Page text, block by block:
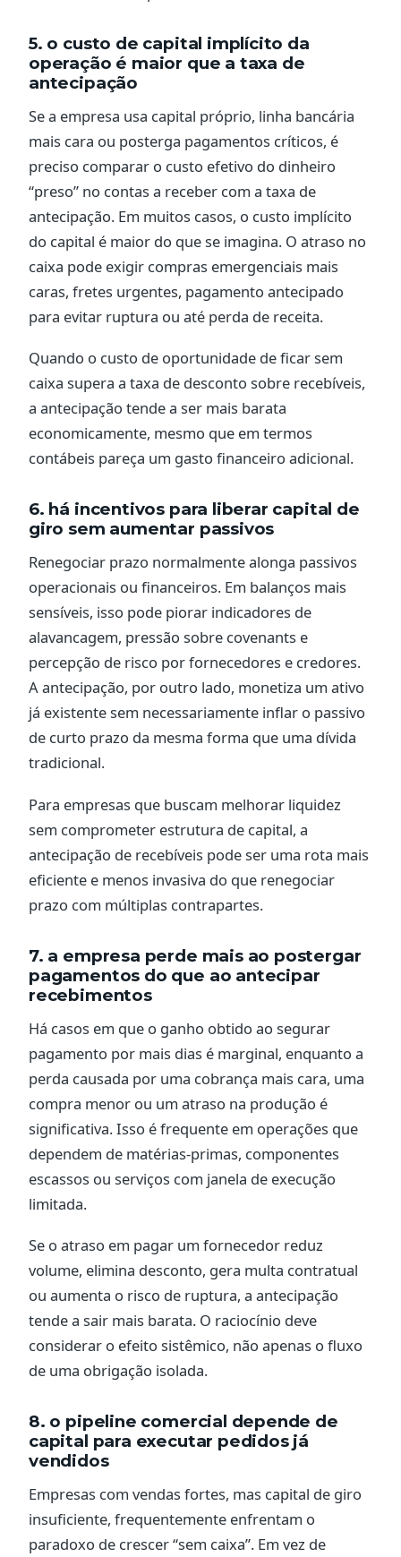
5. o custo de capital implícito da
operação é maior que a taxa de
antecipação
Se a empresa usa capital próprio, linha bancária
mais cara ou posterga pagamentos críticos, é
preciso comparar o custo efetivo do dinheiro
“preso” no contas a receber com a taxa de
antecipação. Em muitos casos, o custo implícito
do capital é maior do que se imagina. O atraso no
caixa pode exigir compras emergenciais mais
caras, fretes urgentes, pagamento antecipado
para evitar ruptura ou até perda de receita.
Quando o custo de oportunidade de ficar sem
caixa supera a taxa de desconto sobre recebíveis,
a antecipação tende a ser mais barata
economicamente, mesmo que em termos
contábeis pareça um gasto financeiro adicional.
6. há incentivos para liberar capital de
giro sem aumentar passivos
Renegociar prazo normalmente alonga passivos
operacionais ou financeiros. Em balanços mais
sensíveis, isso pode piorar indicadores de
alavancagem, pressão sobre covenants e
percepção de risco por fornecedores e credores.
A antecipação, por outro lado, monetiza um ativo
já existente sem necessariamente inflar o passivo
de curto prazo da mesma forma que uma dívida
tradicional.
Para empresas que buscam melhorar liquidez
sem comprometer estrutura de capital, a
antecipação de recebíveis pode ser uma rota mais
eficiente e menos invasiva do que renegociar
prazo com múltiplas contrapartes.
7. a empresa perde mais ao postergar
pagamentos do que ao antecipar
recebimentos
Há casos em que o ganho obtido ao segurar
pagamento por mais dias é marginal, enquanto a
perda causada por uma cobrança mais cara, uma
compra menor ou um atraso na produção é
significativa. Isso é frequente em operações que
dependem de matérias-primas, componentes
escassos ou serviços com janela de execução
limitada.
Se o atraso em pagar um fornecedor reduz
volume, elimina desconto, gera multa contratual
ou aumenta o risco de ruptura, a antecipação
tende a sair mais barata. O raciocínio deve
considerar o efeito sistêmico, não apenas o fluxo
de uma obrigação isolada.
8. o pipeline comercial depende de
capital para executar pedidos já
vendidos
Empresas com vendas fortes, mas capital de giro
insuficiente, frequentemente enfrentam o
paradoxo de crescer “sem caixa”. Em vez de